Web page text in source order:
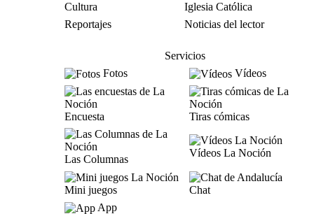
Cultura
Iglesia Católica
Reportajes
Noticias del lector
Servicios
Fotos
Vídeos
Encuesta Tiras cómicas
Las Columnas
Vídeos La Noción
Mini juegos
Chat
App